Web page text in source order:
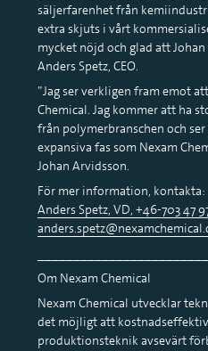
säljerfarenhet från
extra skjuts i vårt
mycket nöjd och glad att
Anders Spetz, CEO.
”Jag ser verkligen fram emot
Chemical. Jag kommer att ha
från polymerbranschen och
expansiva fas som Nexam
Johan Arvidsson.
För mer information, kontakta:
Anders Spetz, VD, +46-703 47
Om Nexam Chemical
Nexam Chemical utvecklar
det möjligt att
produktionsteknik avsevärt